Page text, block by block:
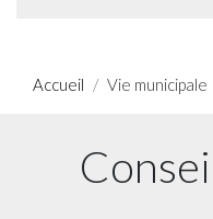
Accueil Vie municipale